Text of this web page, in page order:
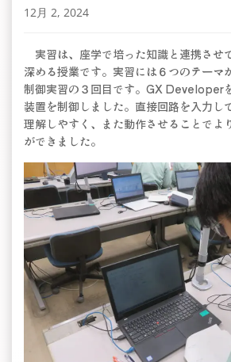
12月 2, 2024
実習は、座学で培った知識と連携させ
深める授業です。実習には６つのテーマ
制御実習の３回目です。GX Developer
装置を制御しました。直接回路を入力し
理解しやすく、また動作させることでよ
ができました。